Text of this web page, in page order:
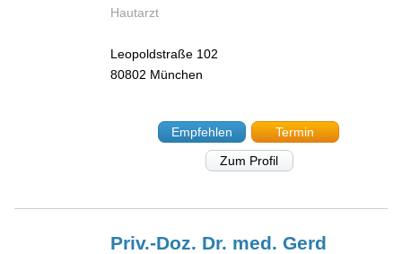
Hautarzt
Leopoldstraße 102
80802 München
Empfehlen
Termin
Zum Profil
Priv.-Doz. Dr. med. Gerd